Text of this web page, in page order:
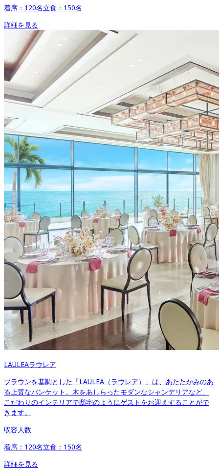
着席： 120名立食： 150名
詳細を見る
LAULEAラウレア
ブラウンを基調とした「LAULEA（ラウレア）」は、あたたかみのあ
る上質なバンケット。木をあしらったモダンなシャンデリアなど、
こだわりのインテリアで邸宅のようにゲストをお迎えすることがで
きます。
収容人数
着席： 120名立食： 150名
詳細を見る